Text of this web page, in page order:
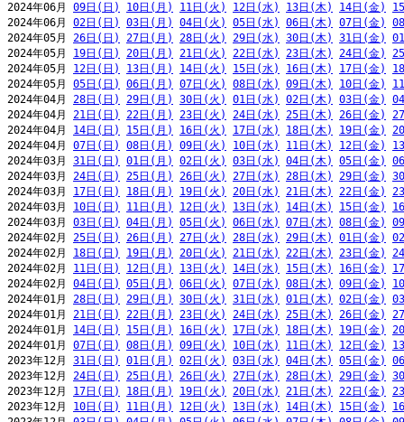
2024年06月 09日(日) 10日(月) 11日(火) 12日(水) 13日(木) 14日(金)
2024年06月 02日(日) 03日(月) 04日(火) 05日(水) 06日(木) 07日(金)
2024年05月 26日(日) 27日(月) 28日(火) 29日(水) 30日(木) 31日(金)
2024年05月 19日(日) 20日(月) 21日(火) 22日(水) 23日(木) 24日(金)
2024年05月 12日(日) 13日(月) 14日(火) 15日(水) 16日(木) 17日(金)
2024年05月 05日(日) 06日(月) 07日(火) 08日(水) 09日(木) 10日(金)
2024年04月 28日(日) 29日(月) 30日(火) 01日(水) 02日(木) 03日(金)
2024年04月 21日(日) 22日(月) 23日(火) 24日(水) 25日(木) 26日(金)
2024年04月 14日(日) 15日(月) 16日(火) 17日(水) 18日(木) 19日(金)
2024年04月 07日(日) 08日(月) 09日(火) 10日(水) 11日(木) 12日(金)
2024年03月 31日(日) 01日(月) 02日(火) 03日(水) 04日(木) 05日(金)
2024年03月 24日(日) 25日(月) 26日(火) 27日(水) 28日(木) 29日(金)
2024年03月 17日(日) 18日(月) 19日(火) 20日(水) 21日(木) 22日(金)
2024年03月 10日(日) 11日(月) 12日(火) 13日(水) 14日(木) 15日(金)
2024年03月 03日(日) 04日(月) 05日(火) 06日(水) 07日(木) 08日(金)
2024年02月 25日(日) 26日(月) 27日(火) 28日(水) 29日(木) 01日(金)
2024年02月 18日(日) 19日(月) 20日(火) 21日(水) 22日(木) 23日(金)
2024年02月 11日(日) 12日(月) 13日(火) 14日(水) 15日(木) 16日(金)
2024年02月 04日(日) 05日(月) 06日(火) 07日(水) 08日(木) 09日(金)
2024年01月 28日(日) 29日(月) 30日(火) 31日(水) 01日(木) 02日(金)
2024年01月 21日(日) 22日(月) 23日(火) 24日(水) 25日(木) 26日(金)
2024年01月 14日(日) 15日(月) 16日(火) 17日(水) 18日(木) 19日(金)
2024年01月 07日(日) 08日(月) 09日(火) 10日(水) 11日(木) 12日(金)
2023年12月 31日(日) 01日(月) 02日(火) 03日(水) 04日(木) 05日(金)
2023年12月 24日(日) 25日(月) 26日(火) 27日(水) 28日(木) 29日(金)
2023年12月 17日(日) 18日(月) 19日(火) 20日(水) 21日(木) 22日(金)
2023年12月 10日(日) 11日(月) 12日(火) 13日(水) 14日(木) 15日(金)